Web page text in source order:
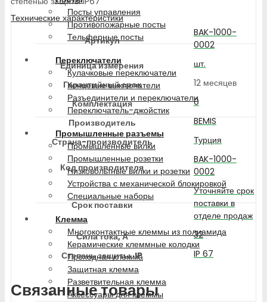
Посты управления
Противопожарные посты
Тельферные посты
Переключатели
Кулачковые переключатели
Концевые выключатели
Разъединители и переключатели
Переключатель-джойстик
Промышленные разъемы
Промышленные вилки
Промышленные розетки
Низковольтные вилки и розетки
Устройства с механической блокировкой
Специальные наборы
Клемма
Многоконтактные клеммы из полиамида
Керамические клеммные колодки
Проходная клемма
Защитная клемма
Разветвительная клемма
Аксессуары для клеммы
Технические характеристики
Артикул
BAK-1000-
0002
Единица измерения
шт.
Гарантийный срок
12 месяцев
Комплектация
0
Производитель
BEMIS
Страна-производитель
Турция
Код производителя
BAK-1000-
0002
Срок поставки
Уточняйте срок
поставки в
отделе продаж
Сила тока, А
32
Степень защиты, IP
IP 67
Связанные товары